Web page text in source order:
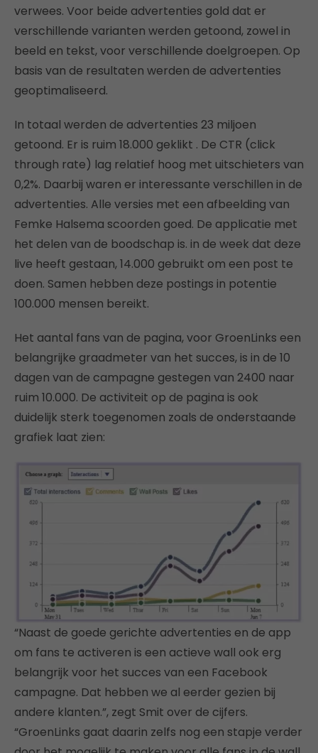
verwees. Voor beide advertenties gold dat er
verschillende varianten werden getoond, zowel in
beeld en tekst, voor verschillende doelgroepen. Op
basis van de resultaten werden de advertenties
geoptimaliseerd.
In totaal werden de advertenties 23 miljoen
getoond. Er is ruim 18.000 geklikt . De CTR (click
through rate) lag relatief hoog met uitschieters van
0,2%. Daarbij waren er interessante verschillen in de
advertenties. Alle versies met een afbeelding van
Femke Halsema scoorden goed. De applicatie met
het delen van de boodschap is. in de week dat deze
live heeft gestaan, 14.000 gebruikt om een post te
doen. Samen hebben deze postings in potentie
100.000 mensen bereikt.
Het aantal fans van de pagina, voor GroenLinks een
belangrijke graadmeter van het succes, is in de 10
dagen van de campagne gestegen van 2400 naar
ruim 10.000. De activiteit op de pagina is ook
duidelijk sterk toegenomen zoals de onderstaande
grafiek laat zien:
“Naast de goede gerichte advertenties en de app
om fans te activeren is een actieve wall ook erg
belangrijk voor het succes van een Facebook
campagne. Dat hebben we al eerder gezien bij
andere klanten.”, zegt Smit over de cijfers.
“GroenLinks gaat daarin zelfs nog een stapje verder